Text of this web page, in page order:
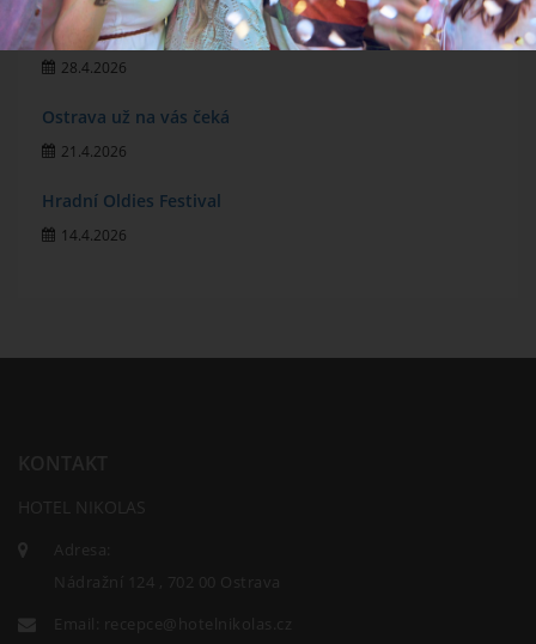
Zlatá tretra 2026
28.4.2026
Ostrava už na vás čeká
21.4.2026
Hradní Oldies Festival
14.4.2026
HOTEL NIKOLAS
Adresa:
Nádražní 124 , 702 00 Ostrava
Email:
recepce@hotelnikolas.cz